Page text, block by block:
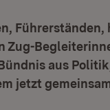
Führerständen,
Zug-
aus
jetzt